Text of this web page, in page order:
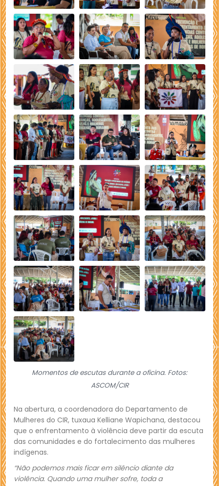
Momentos de escutas durante a oficina. Fotos:
ASCOM/CIR
Na abertura, a coordenadora do Departamento de
Mulheres do CIR, tuxaua Kelliane Wapichana, destacou
que o enfrentamento à violência deve partir da escuta
das comunidades e do fortalecimento das mulheres
indígenas.
“Não podemos mais ficar em silêncio diante da
violência. Quando uma mulher sofre, toda a